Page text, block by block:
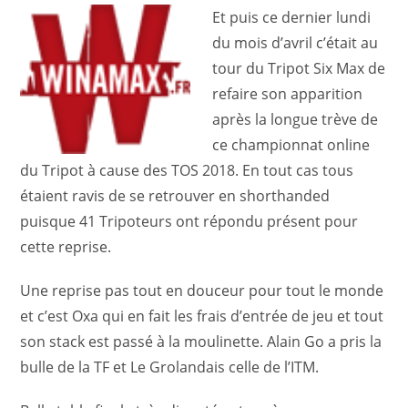
Et puis ce dernier lundi
du mois d’avril c’était au
tour du Tripot Six Max de
refaire son apparition
après la longue trève de
ce championnat online
du Tripot à cause des TOS 2018. En tout cas tous
étaient ravis de se retrouver en shorthanded
puisque 41 Tripoteurs ont répondu présent pour
cette reprise.
Une reprise pas tout en douceur pour tout le monde
et c’est Oxa qui en fait les frais d’entrée de jeu et tout
son stack est passé à la moulinette. Alain Go a pris la
bulle de la TF et Le Grolandais celle de l’ITM.